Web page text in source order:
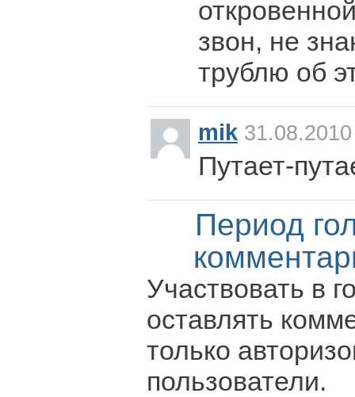
звон, не
трублю об
mik
Путает-
Период
Участвовать в
оставлять
только
пользователи.